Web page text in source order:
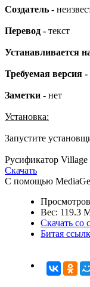
Создатель -
Перевод - текст
Устанавливается
Требуемая версия -
Заметки - нет
Установка:
Запустите
Русификатор Village
Скачать
С помощью
Вес: 119.3
Скачать со
Битая